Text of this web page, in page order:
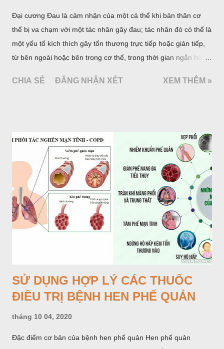
các ngôn từ về tổn thương đó”.
SỬ DỤNG HỢP LÝ CÁC THUỐC
ĐIỀU TRỊ BỆNH HEN PHẾ QUẢN
tháng 10 04, 2020
Đặc điểm cơ bản của bệnh hen phế quản Hen phế quản
(HPQ) là hội chứng viêm mạn tính đường hô hấp, có sự tham
gia của nhiều loại tế bào gây viêm cùng với các kích thích khác
làm tăng phản ứng phế quản, gây nên tình trạng co thắt, phù
nề, tăng xuất tiết phế quản, làm tắc nghẽn phế quản. Biểu hiện
lâm sàng của HPQ là cơn khó thở khò khè, chủ yếu là khó thở
ra; những biểu hiện này có thể hồi phục tự nhiên hoặc do dùng
thuốc.
XEM THÊM »